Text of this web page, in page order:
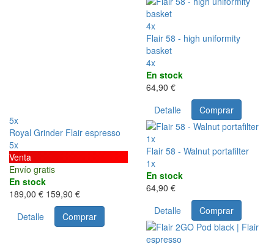
5x
Royal Grinder Flair espresso
5x
Venta
Envío gratis
En stock
189,00 € 159,90 €
Detalle
Comprar
4x
Flair 58 - high uniformity
basket
4x
En stock
64,90 €
Detalle
Comprar
1x
Flair 58 - Walnut portafilter
1x
En stock
64,90 €
Detalle
Comprar